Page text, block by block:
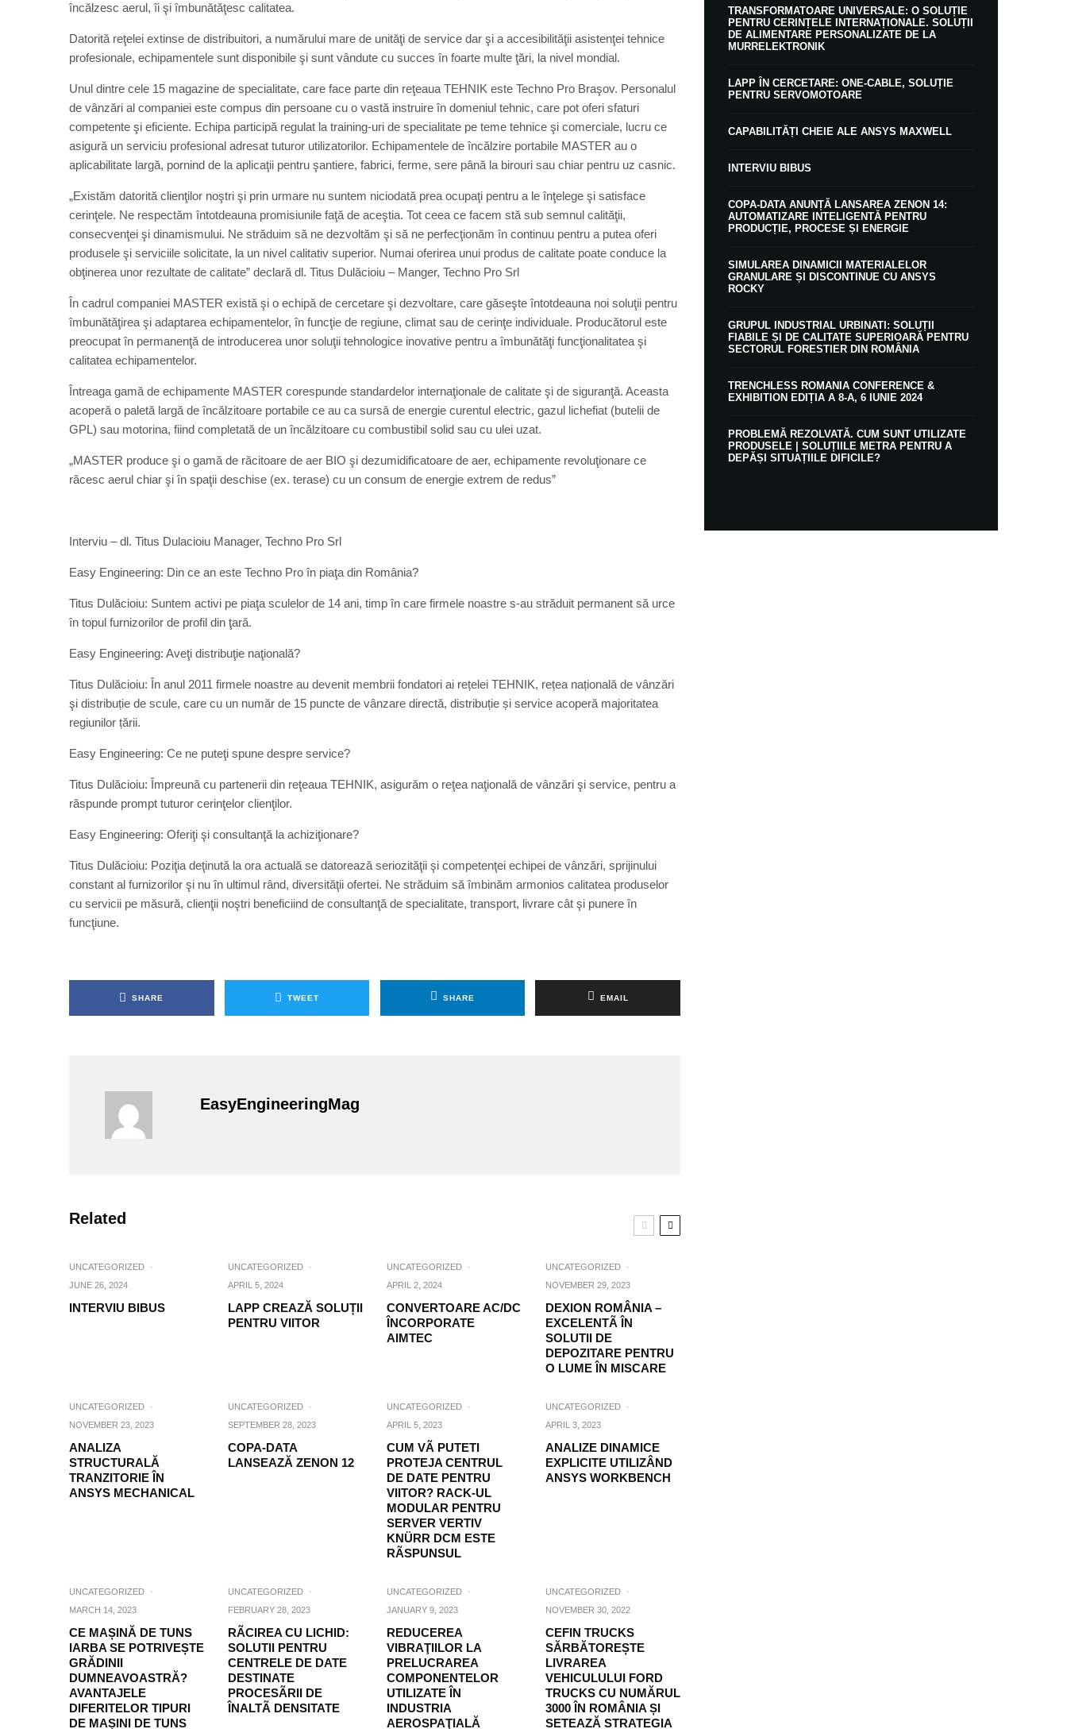
încălzesc aerul, îi şi îmbunătăţesc calitatea.
Datorită reţelei extinse de distribuitori, a numărului mare de unităţi de service dar şi a accesibilităţii asistenţei tehnice
profesionale, echipamentele sunt disponibile şi sunt vândute cu succes în foarte multe ţări, la nivel mondial.
Unul dintre cele 15 magazine de specialitate, care face parte din reţeaua TEHNIK este Techno Pro Braşov. Personalul
de vânzări al companiei este compus din persoane cu o vastă instruire în domeniul tehnic, care pot oferi sfaturi
competente şi eficiente. Echipa participă regulat la training-uri de specialitate pe teme tehnice şi comerciale, lucru ce
asigură un serviciu profesional adresat tuturor utilizatorilor. Echipamentele de încălzire portabile MASTER au o
aplicabilitate largă, pornind de la aplicaţii pentru şantiere, fabrici, ferme, sere până la birouri sau chiar pentru uz casnic.
„Existăm datorită clienţilor noştri şi prin urmare nu suntem niciodată prea ocupaţi pentru a le înţelege şi satisface
cerinţele. Ne respectăm întotdeauna promisiunile faţă de aceştia. Tot ceea ce facem stă sub semnul calităţii,
consecvenţei şi dinamismului. Ne străduim să ne dezvoltăm şi să ne perfecţionăm în continuu pentru a putea oferi
produsele şi serviciile solicitate, la un nivel calitativ superior. Numai oferirea unui produs de calitate poate conduce la
obţinerea unor rezultate de calitate” declară dl. Titus Dulăcioiu – Manger, Techno Pro Srl
În cadrul companiei MASTER există şi o echipă de cercetare şi dezvoltare, care găseşte întotdeauna noi soluţii pentru
îmbunătăţirea şi adaptarea echipamentelor, în funcţie de regiune, climat sau de cerinţe individuale. Producătorul este
preocupat în permanenţă de introducerea unor soluţii tehnologice inovative pentru a îmbunătăţi funcţionalitatea şi
calitatea echipamentelor.
Întreaga gamă de echipamente MASTER corespunde standardelor internaţionale de calitate şi de siguranţă. Aceasta
acoperă o paletă largă de încălzitoare portabile ce au ca sursă de energie curentul electric, gazul lichefiat (butelii de
GPL) sau motorina, fiind completată de un încălzitoare cu combustibil solid sau cu ulei uzat.
„MASTER produce şi o gamă de răcitoare de aer BIO şi dezumidificatoare de aer, echipamente revoluţionare ce
răcesc aerul chiar şi în spaţii deschise (ex. terase) cu un consum de energie extrem de redus”
Interviu – dl. Titus Dulacioiu Manager, Techno Pro Srl
Easy Engineering: Din ce an este Techno Pro în piaţa din România?
Titus Dulăcioiu: Suntem activi pe piaţa sculelor de 14 ani, timp în care firmele noastre s-au străduit permanent să urce
în topul furnizorilor de profil din ţară.
Easy Engineering: Aveţi distribuţie naţională?
Titus Dulăcioiu: În anul 2011 firmele noastre au devenit membrii fondatori ai rețelei TEHNIK, rețea națională de vânzări
şi distribuție de scule, care cu un număr de 15 puncte de vânzare directă, distribuție și service acoperă majoritatea
regiunilor țării.
Easy Engineering: Ce ne puteţi spune despre service?
Titus Dulăcioiu: Împreună cu partenerii din reţeaua TEHNIK, asigurăm o reţea naţională de vânzări şi service, pentru a
răspunde prompt tuturor cerinţelor clienţilor.
Easy Engineering: Oferiţi şi consultanţă la achiziţionare?
Titus Dulăcioiu: Poziţia deţinută la ora actuală se datorează seriozităţii şi competenţei echipei de vânzări, sprijinului
constant al furnizorilor şi nu în ultimul rând, diversităţii ofertei. Ne străduim să îmbinăm armonios calitatea produselor
cu servicii pe măsură, clienţii noştri beneficiind de consultanţă de specialitate, transport, livrare cât şi punere în
funcţiune.
SHARE TWEET SHARE EMAIL
EasyEngineeringMag
Related
UNCATEGORIZED
·
JUNE 26, 2024
INTERVIU BIBUS
UNCATEGORIZED
·
APRIL 5, 2024
LAPP CREAZĂ SOLUȚII
PENTRU VIITOR
UNCATEGORIZED
·
APRIL 2, 2024
CONVERTOARE AC/DC
ÎNCORPORATE
AIMTEC
UNCATEGORIZED
·
NOVEMBER 29, 2023
DEXION ROMÂNIA –
EXCELENTÃ ÎN
SOLUTII DE
DEPOZITARE PENTRU
O LUME ÎN MISCARE
UNCATEGORIZED
·
NOVEMBER 23, 2023
ANALIZA
STRUCTURALĂ
TRANZITORIE ÎN
ANSYS MECHANICAL
UNCATEGORIZED
·
SEPTEMBER 28, 2023
COPA-DATA
LANSEAZĂ ZENON 12
UNCATEGORIZED
·
APRIL 5, 2023
CUM VÃ PUTETI
PROTEJA CENTRUL
DE DATE PENTRU
VIITOR? RACK-UL
MODULAR PENTRU
SERVER VERTIV
KNÜRR DCM ESTE
RÃSPUNSUL
UNCATEGORIZED
·
APRIL 3, 2023
ANALIZE DINAMICE
EXPLICITE UTILIZÂND
ANSYS WORKBENCH
UNCATEGORIZED
·
MARCH 14, 2023
CE MAȘINĂ DE TUNS
IARBA SE POTRIVEȘTE
GRĂDINII
DUMNEAVOASTRĂ?
AVANTAJELE
DIFERITELOR TIPURI
DE MAȘINI DE TUNS
UNCATEGORIZED
·
FEBRUARY 28, 2023
RÃCIREA CU LICHID:
SOLUTII PENTRU
CENTRELE DE DATE
DESTINATE
PROCESÃRII DE
ÎNALTÃ DENSITATE
UNCATEGORIZED
·
JANUARY 9, 2023
REDUCEREA
VIBRAŢIILOR LA
PRELUCRAREA
COMPONENTELOR
UTILIZATE ÎN
INDUSTRIA
AEROSPAŢIALĂ
UNCATEGORIZED
·
NOVEMBER 30, 2022
CEFIN TRUCKS
SĂRBĂTOREȘTE
LIVRAREA
VEHICULULUI FORD
TRUCKS CU NUMĂRUL
3000 ÎN ROMÂNIA ȘI
SETEAZĂ STRATEGIA
TRANSFORMATOARE UNIVERSALE: O SOLUȚIE
PENTRU CERINȚELE INTERNAȚIONALE. SOLUȚII
DE ALIMENTARE PERSONALIZATE DE LA
MURRELEKTRONIK
LAPP ÎN CERCETARE: ONE-CABLE, SOLUȚIE
PENTRU SERVOMOTOARE
CAPABILITĂȚI CHEIE ALE ANSYS MAXWELL
INTERVIU BIBUS
COPA-DATA ANUNȚĂ LANSAREA ZENON 14:
AUTOMATIZARE INTELIGENTĂ PENTRU
PRODUCȚIE, PROCESE ȘI ENERGIE
SIMULAREA DINAMICII MATERIALELOR
GRANULARE ȘI DISCONTINUE CU ANSYS
ROCKY
GRUPUL INDUSTRIAL URBINATI: SOLUȚII
FIABILE ȘI DE CALITATE SUPERIOARĂ PENTRU
SECTORUL FORESTIER DIN ROMÂNIA
TRENCHLESS ROMANIA CONFERENCE &
EXHIBITION EDIȚIA A 8-A, 6 IUNIE 2024
PROBLEMĂ REZOLVATĂ. CUM SUNT UTILIZATE
PRODUSELE | SOLUȚIILE METRA PENTRU A
DEPĂȘI SITUAȚIILE DIFICILE?